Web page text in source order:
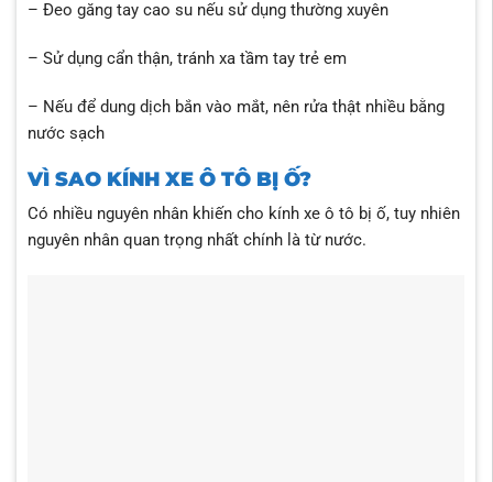
– Đeo găng tay cao su nếu sử dụng thường xuyên
– Sử dụng cẩn thận, tránh xa tầm tay trẻ em
– Nếu để dung dịch bắn vào mắt, nên rửa thật nhiều bằng
nước sạch
VÌ SAO KÍNH XE Ô TÔ BỊ Ố?
Có nhiều nguyên nhân khiến cho kính xe ô tô bị ố, tuy nhiên
nguyên nhân quan trọng nhất chính là từ nước.